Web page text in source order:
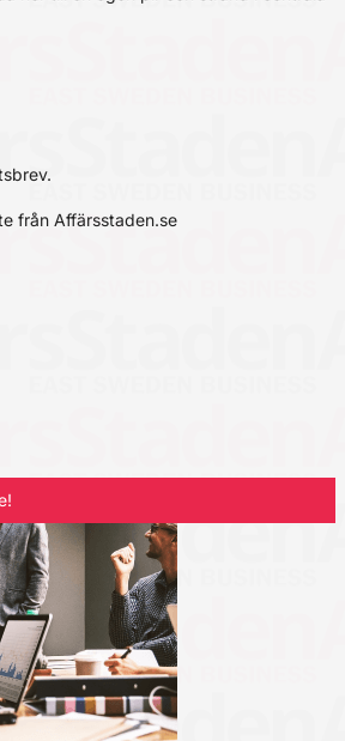
från Affärsstaden.se